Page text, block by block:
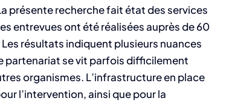
présente recherche fait état des services
entrevues ont été réalisées auprès de 60
résultats indiquent plusieurs nuances
partenariat se vit parfois difficilement
organismes. L’infrastructure en place
l’intervention, ainsi que pour la